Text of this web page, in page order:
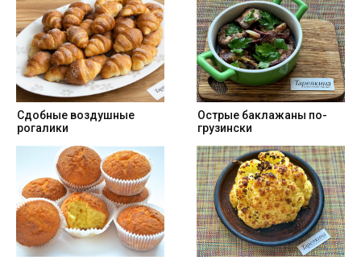
Cдобные воздушные
рогалики
Острые баклажаны по-
грузински